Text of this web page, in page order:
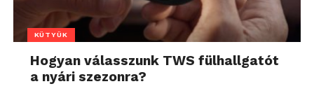
KÜTYÜK
Hogyan válasszunk TWS fülhallgatót
a nyári szezonra?